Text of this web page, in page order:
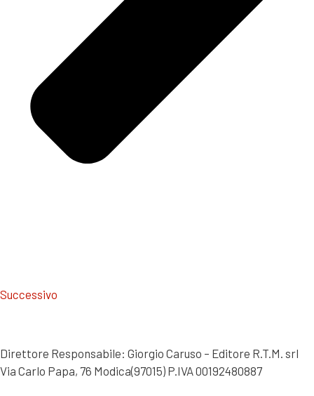
Successivo
Direttore Responsabile: Giorgio Caruso – Editore R.T.M. srl
Via Carlo Papa, 76 Modica(97015) P.IVA 00192480887